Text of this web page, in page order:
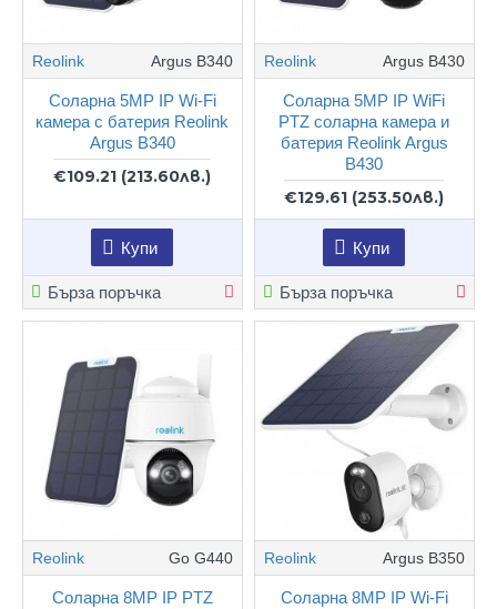
Reolink Argus B340
Соларна 5MP IP Wi-Fi
камера с батерия Reolink
Argus B340
€109.21 (213.60лв.)
Купи
Бърза поръчка
Reolink Argus B430
Соларна 5MP IP WiFi
PTZ соларна камера и
батерия Reolink Argus
B430
€129.61 (253.50лв.)
Купи
Бърза поръчка
Reolink Go G440
Соларна 8MP IP PTZ
Reolink Argus B350
Соларна 8MP IP Wi-Fi